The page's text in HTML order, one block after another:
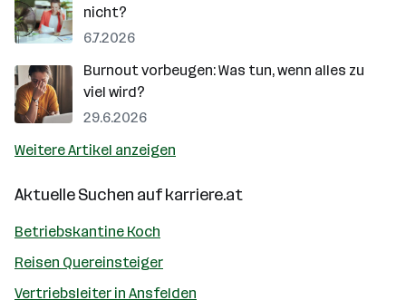
nicht?
6.7.2026
Burnout vorbeugen: Was tun, wenn alles zu
viel wird?
29.6.2026
Weitere Artikel anzeigen
Aktuelle Suchen aufkarriere.at
Betriebskantine Koch
Reisen Quereinsteiger
Vertriebsleiter in Ansfelden